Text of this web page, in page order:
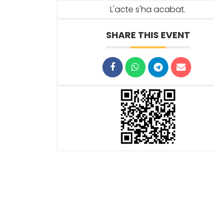
L'acte s'ha acabat.
SHARE THIS EVENT